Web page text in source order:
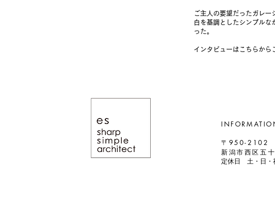
ご主人の要望だったガレー
白を基調としたシンプルな
った。
​​インタビューは こちらから
〒950-2102
新潟市西区五
定休日 土・日・